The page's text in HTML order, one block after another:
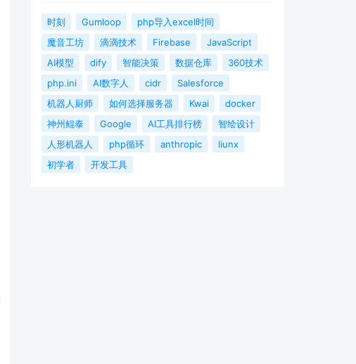
时刻 Gumloop
php导入excel时间
魔音工坊
滴滴技术 Firebase
JavaScript
AI模型
dify 智能决策 数据仓库
360技术
php.ini
AI数字人 cidr
Salesforce
机器人厨师
如何选择服务器 Kwai
docker
神州鲲泰
Google AI工具排行榜
智绘设计
人形机器人
php循环 anthropic
liunx
初学者
开发工具